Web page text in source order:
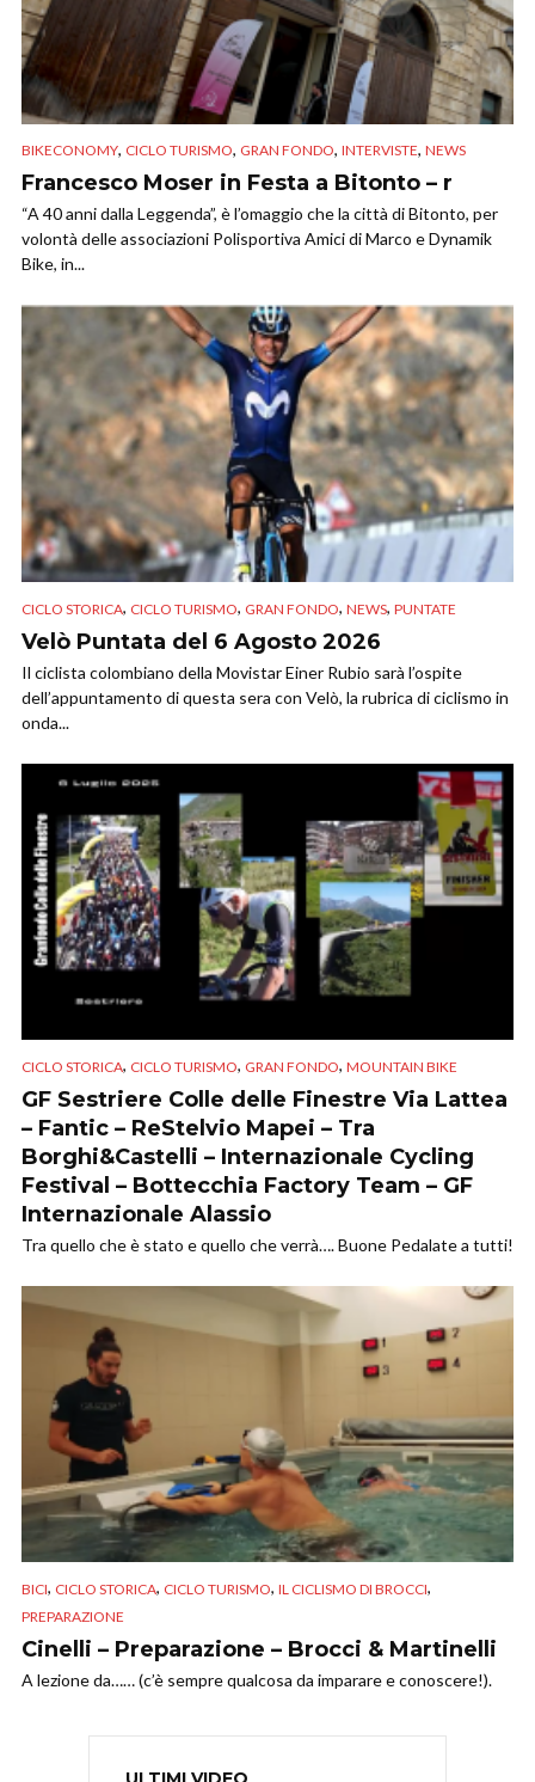
BIKECONOMY, CICLO TURISMO, GRAN FONDO, INTERVISTE, NEWS
Francesco Moser in Festa a Bitonto – r
“A 40 anni dalla Leggenda”, è l’omaggio che la città di Bitonto, per
volontà delle associazioni Polisportiva Amici di Marco e Dynamik
Bike, in...
CICLO STORICA, CICLO TURISMO, GRAN FONDO, NEWS, PUNTATE
Velò Puntata del 6 Agosto 2026
Il ciclista colombiano della Movistar Einer Rubio sarà l’ospite
dell’appuntamento di questa sera con Velò, la rubrica di ciclismo in
onda...
CICLO STORICA, CICLO TURISMO, GRAN FONDO, MOUNTAIN BIKE
GF Sestriere Colle delle Finestre Via Lattea
– Fantic – ReStelvio Mapei – Tra
Borghi&Castelli – Internazionale Cycling
Festival – Bottecchia Factory Team – GF
Internazionale Alassio
Tra quello che è stato e quello che verrà…. Buone Pedalate a tutti!
BICI, CICLO STORICA, CICLO TURISMO, IL CICLISMO DI BROCCI,
PREPARAZIONE
Cinelli – Preparazione – Brocci & Martinelli
A lezione da…… (c’è sempre qualcosa da imparare e conoscere!).